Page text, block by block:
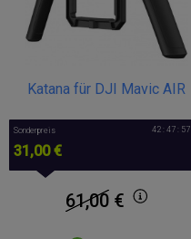
Katana für DJI Mavic AIR
Sonderpreis
31,00 €
42 : 47 : 57
61,00€